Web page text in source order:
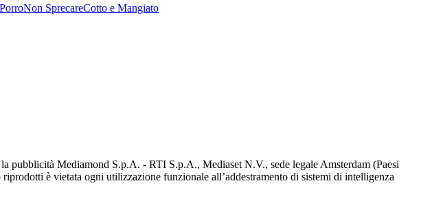
Non SprecareCotto e Mangiato
Mediamond S.p.A. - RTI S.p.A., Mediaset N.V., sede legale Amsterdam (Paesi
è vietata ogni utilizzazione funzionale all’addestramento di sistemi di intelligenza